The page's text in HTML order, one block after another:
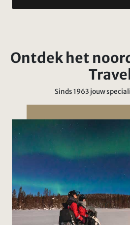
Ontdek het
Travel
Sinds 1963 jouw